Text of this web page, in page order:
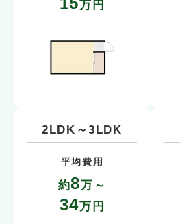
万円
2LDK～3LDK
平均費用
約8万～
34万円